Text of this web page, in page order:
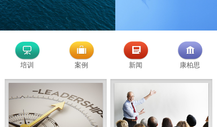
培训 案例 新闻 康柏思